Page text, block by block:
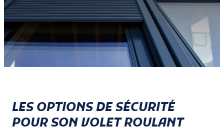
LES OPTIONS DE SÉCURITÉ
POUR SON VOLET ROULANT